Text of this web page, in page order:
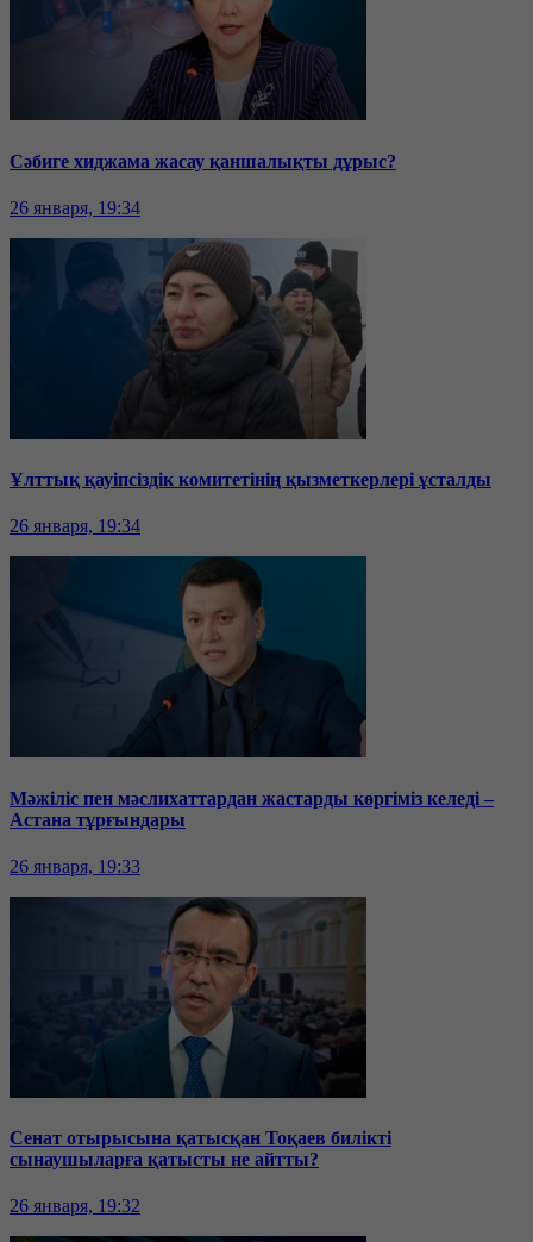
Сәбиге хиджама жасау қаншалықты дұрыс?
26 января, 19:34
Ұлттық қауіпсіздік комитетінің қызметкерлері ұсталды
26 января, 19:34
Мәжіліс пен мәслихаттардан жастарды көргіміз келеді –
Астана тұрғындары
26 января, 19:33
Сенат отырысына қатысқан Тоқаев билікті
сынаушыларға қатысты не айтты?
26 января, 19:32